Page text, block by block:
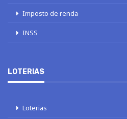
Imposto de renda
INSS
LOTERIAS
Loterias